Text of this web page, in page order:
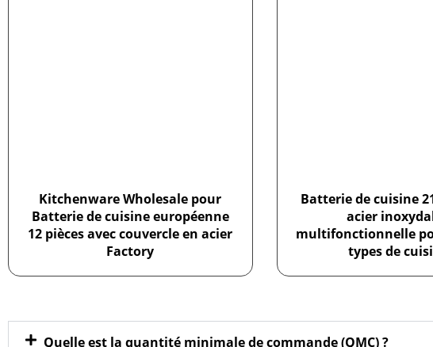
Kitchenware Wholesale pour
Batterie de cuisine européenne
12 pièces avec couvercle en acier
Factory
Batterie de cuisine
acier
multifonctionnelle
types de
Quelle est la quantité minimale de commande (QMC) ?